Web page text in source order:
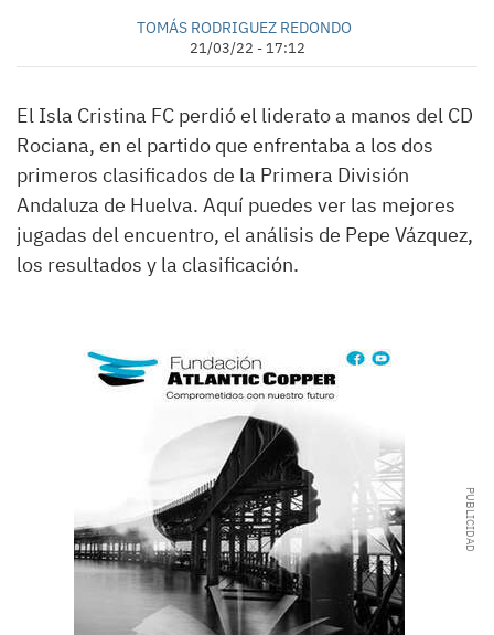
TOMÁS RODRIGUEZ REDONDO
21/03/22 - 17:12
El Isla Cristina FC perdió el liderato a manos del CD
Rociana, en el partido que enfrentaba a los dos
primeros clasificados de la Primera División
Andaluza de Huelva. Aquí puedes ver las mejores
jugadas del encuentro, el análisis de Pepe Vázquez,
los resultados y la clasificación.